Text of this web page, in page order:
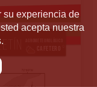
su experiencia de
acepta nuestra